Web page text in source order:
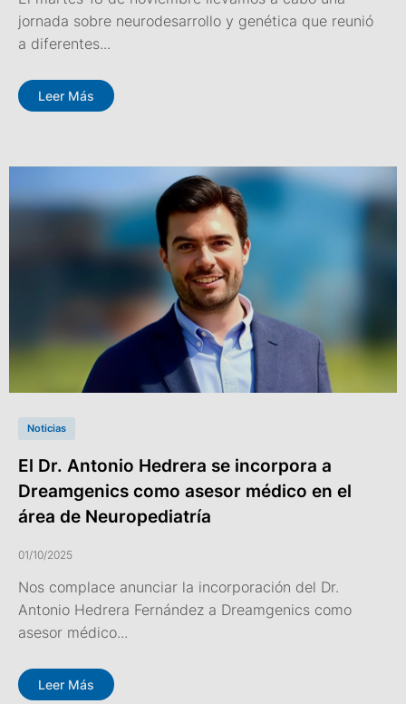
jornada sobre neurodesarrollo y genética que reunió
a diferentes...
Leer Más
Noticias
El Dr. Antonio Hedrera se incorpora a
Dreamgenics como asesor médico en el
área de Neuropediatría
01/10/2025
Nos complace anunciar la incorporación del Dr.
Antonio Hedrera Fernández a Dreamgenics como
asesor médico...
Leer Más